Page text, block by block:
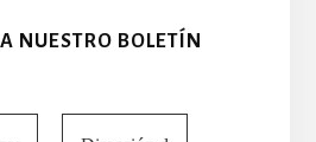
NUESTRO BOLETÍN